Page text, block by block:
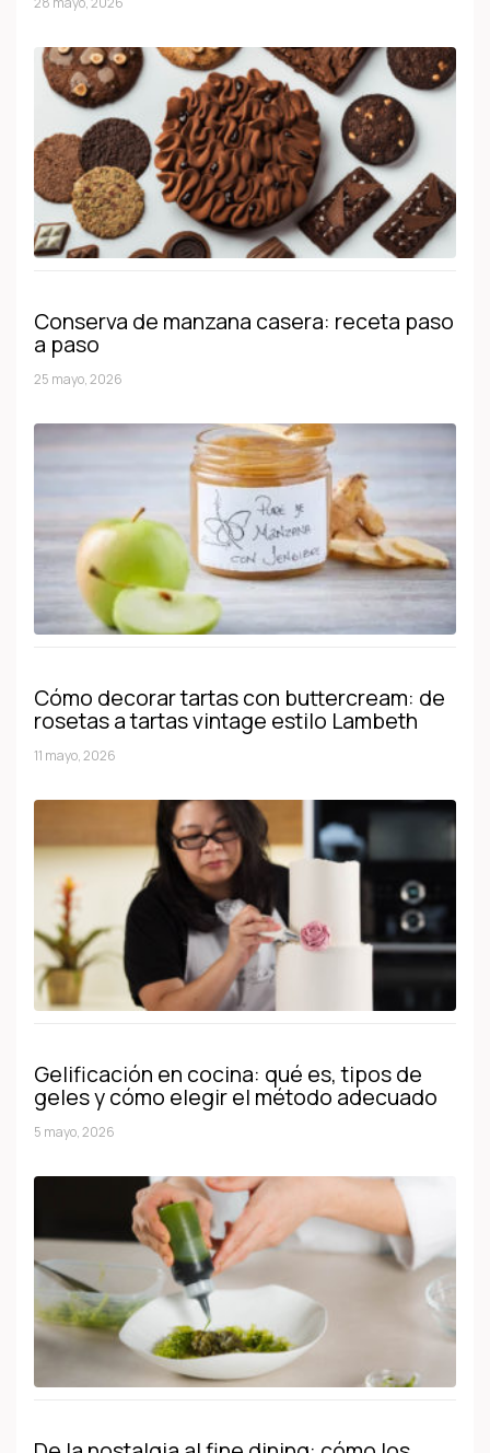
Conserva de manzana casera: receta paso
a paso
25 mayo, 2026
Cómo decorar tartas con buttercream: de
rosetas a tartas vintage estilo Lambeth
11 mayo, 2026
Gelificación en cocina: qué es, tipos de
geles y cómo elegir el método adecuado
5 mayo, 2026